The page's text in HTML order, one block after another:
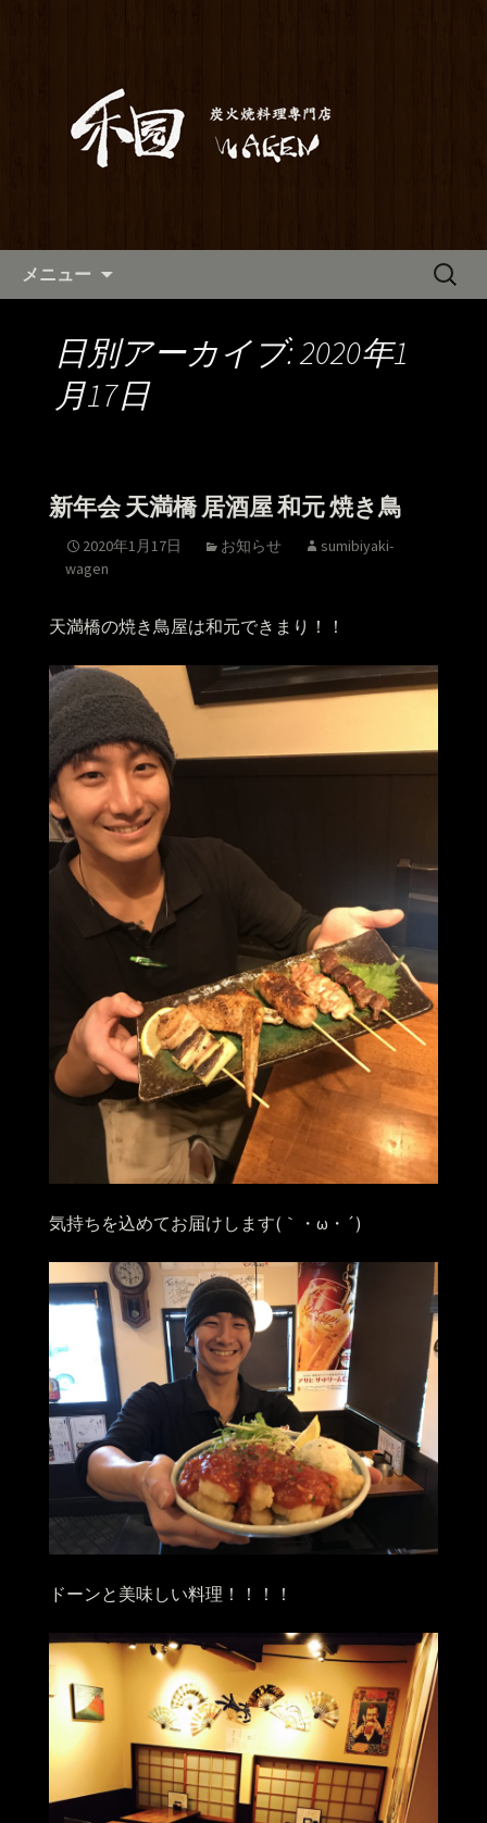
和元からのお知らせ
わった炭火焼き料理をご提供しており
ます。2階はお座敷で宴会や歓送迎会に
もご利用いただけます。ホテル京阪か
メニュー
検
日別アーカイブ: 2020年1
月17日
新年会 天満橋 居酒屋 和元 焼き鳥
2020年1月17日 お知らせ
sumibiyaki-
wagen
天満橋の焼き鳥屋は和元できまり！！
気持ちを込めてお届けします(｀・ω・´)
ドーンと美味しい料理！！！！